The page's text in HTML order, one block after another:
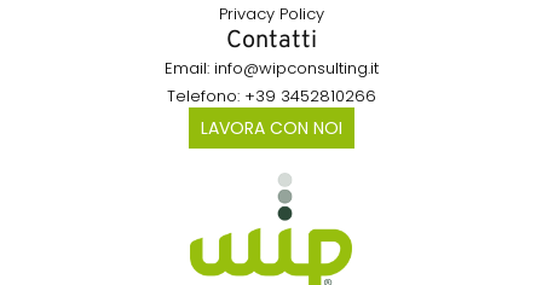
Privacy Policy
Contatti
Email: info@wipconsulting.it
Telefono: +39 3452810266
LAVORA CON NOI